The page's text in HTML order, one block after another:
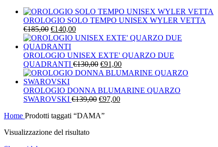
OROLOGIO SOLO TEMPO UNISEX WYLER VETTA
€185,00 Il
prezzo
originale
era:
€185,00.
€140,00Il
prezzo
è:
€140,00.
OROLOGIO UNISEX EXTE' QUARZO DUE
QUADRANTI €130,00 Il
prezzo
era:
€130,00.
€91,00Il
prezzo
è:
OROLOGIO DONNA BLUMARINE QUARZO
SWAROVSKI €139,00 Il
originale
€97,00Il
Home Prodotti taggati “DAMA”
Visualizzazione del risultato